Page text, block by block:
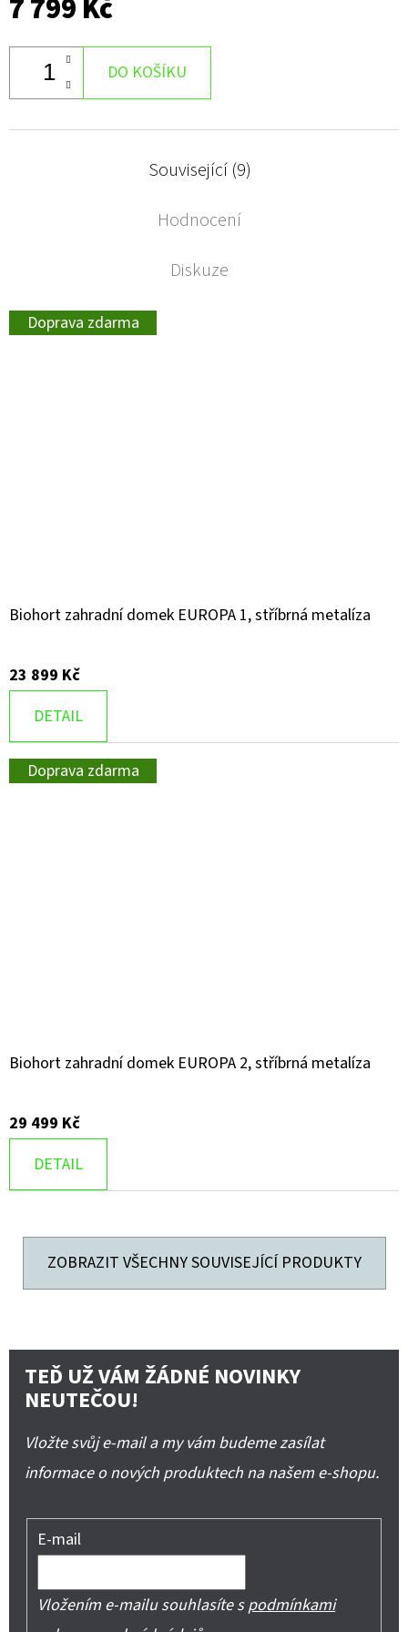
7 799 Kč
DO KOŠÍKU
Související (9)
Hodnocení
Diskuze
Doprava zdarma
Biohort zahradní domek EUROPA 1, stříbrná metalíza
23 899 Kč
DETAIL
Doprava zdarma
Biohort zahradní domek EUROPA 2, stříbrná metalíza
29 499 Kč
DETAIL
ZOBRAZIT VŠECHNY SOUVISEJÍCÍ PRODUKTY
TEĎ UŽ VÁM ŽÁDNÉ NOVINKY
NEUTEČOU!
Vložte svůj e-mail a my vám budeme zasílat
informace o nových produktech na našem e-shopu.
E-mail
Vložením e-mailu souhlasíte spodmínkami